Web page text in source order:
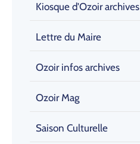
Kiosque d'Ozoir archives
Lettre du Maire
Ozoir infos archives
Ozoir Mag
Saison Culturelle